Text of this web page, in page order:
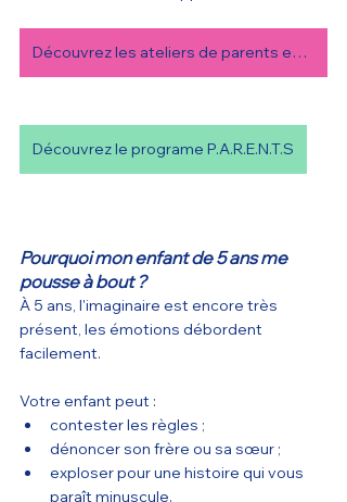
Découvrez les ateliers de parents en ligne
Découvrez le programe P.A.R.E.N.T.S
Pourquoi mon enfant de 5 ans me
pousse à bout ?
À 5 ans, l'imaginaire est encore très
présent, les émotions débordent
facilement.
Votre enfant peut :
contester les règles ;
dénoncer son frère ou sa sœur ;
exploser pour une histoire qui vous
paraît minuscule.